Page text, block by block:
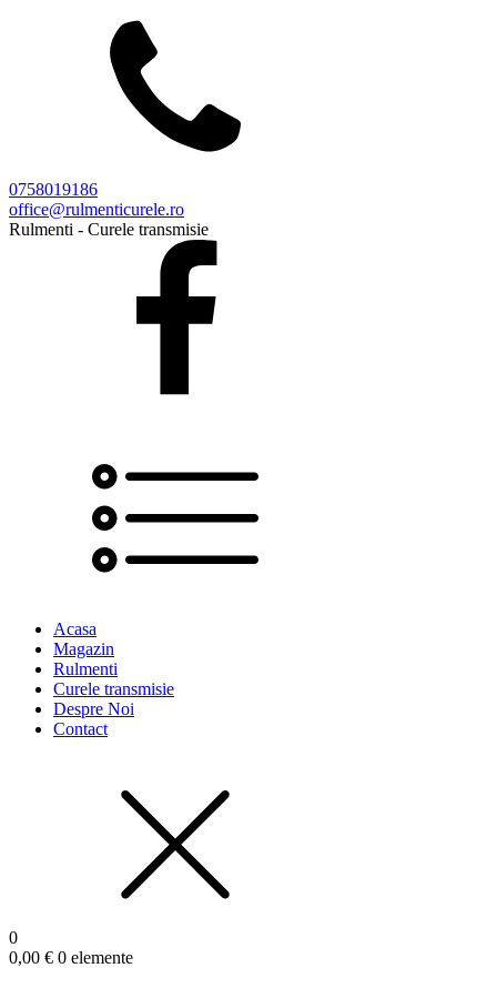
0758019186
office@rulmenticurele.ro
Rulmenti - Curele transmisie
Acasa
Magazin
Rulmenti
Curele transmisie
Despre Noi
Contact
0
0,00 € 0 elemente